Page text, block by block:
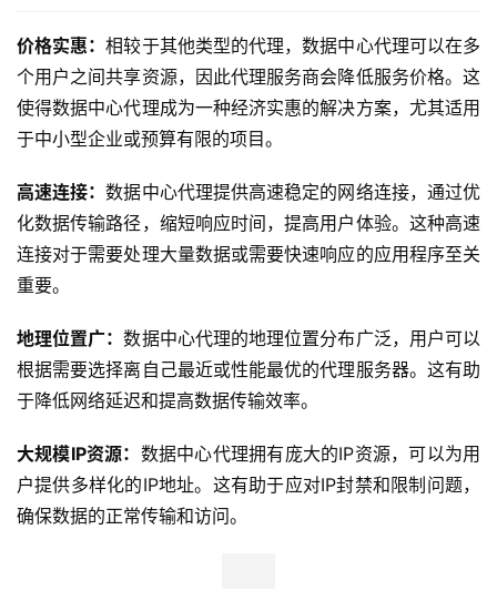
价格实惠：相较于其他类型的代理，数据中心代理可以在多
个用户之间共享资源，因此代理服务商会降低服务价格。这
使得数据中心代理成为一种经济实惠的解决方案，尤其适用
于中小型企业或预算有限的项目。
高速连接：数据中心代理提供高速稳定的网络连接，通过优
化数据传输路径，缩短响应时间，提高用户体验。这种高速
连接对于需要处理大量数据或需要快速响应的应用程序至关
重要。
地理位置广：数据中心代理的地理位置分布广泛，用户可以
根据需要选择离自己最近或性能最优的代理服务器。这有助
于降低网络延迟和提高数据传输效率。
大规模IP资源： 数据中心代理拥有庞大的IP资源，可以为用
户提供多样化的IP地址。这有助于应对IP封禁和限制问题，
确保数据的正常传输和访问。